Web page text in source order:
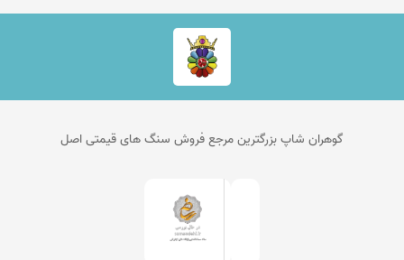
گوهران شاپ بزرگترین مرجع فروش سنگ های قیمتی اصل